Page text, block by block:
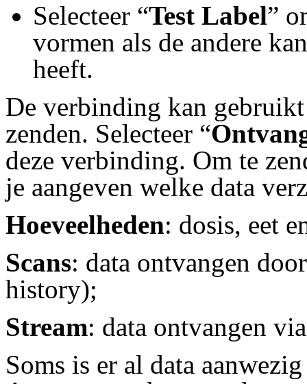
Selecteer “Test Label”
vormen als de andere
heeft.
De verbinding kan
zenden. Selecteer “
deze verbinding. Om te
je aangeven welke data
Hoeveelheden: dosis, eet
Scans: data ontvangen
history);
Stream: data ontvangen
Soms is er al data